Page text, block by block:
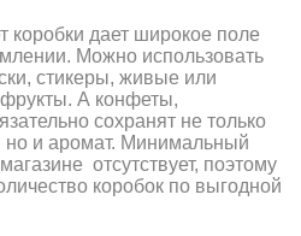
коробки дает широкое поле
Можно использовать
стикеры, живые или
А конфеты,
сохранят не только
но и аромат. Минимальный
отсутствует, поэтому
коробок по выгодной